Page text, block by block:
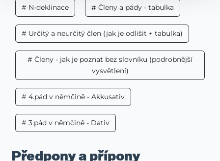
# N-deklinace # Členy a pády - tabulka
# Určitý a neurčitý člen (jak je odlišit + tabulka)
# Členy - jak je poznat bez slovníku (podrobnější
vysvětlení)
# 4.pád v němčině - Akkusativ
# 3.pád v němčině - Dativ
Předpony a přípony